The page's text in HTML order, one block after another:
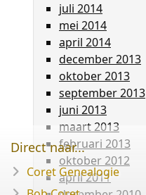
juli 2014
mei 2014
april 2014
december 2013
oktober 2013
september 2013
juni 2013
maart 2013
februari 2013
oktober 2012
april 2011
Direct naar...
Coret Genealogie